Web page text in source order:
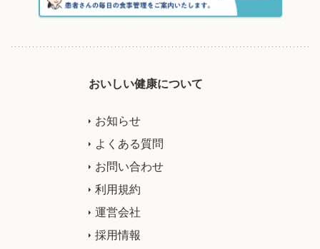
おいしい健康について
お知らせ
よくある質問
お問い合わせ
利用規約
運営会社
採用情報